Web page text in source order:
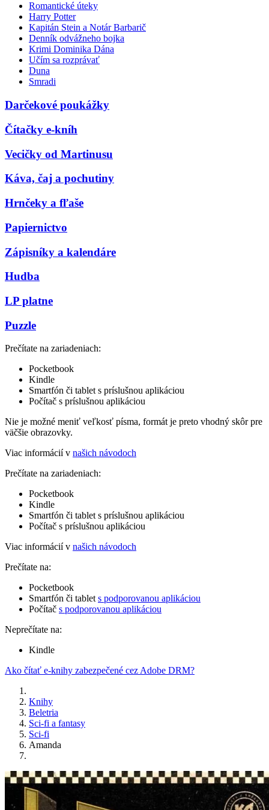
Romantické úteky
Harry Potter
Kapitán Stein a Notár Barbarič
Denník odvážneho bojka
Krimi Dominika Dána
Učím sa rozprávať
Duna
Smradi
Darčekové poukážky
Čítačky e-kníh
Vecičky od Martinusu
Káva, čaj a pochutiny
Hrnčeky a fľaše
Papiernictvo
Zápisníky a kalendáre
Hudba
LP platne
Puzzle
Prečítate na zariadeniach:
Pocketbook
Kindle
Smartfón či tablet s príslušnou aplikáciou
Počítač s príslušnou aplikáciou
Nie je možné meniť veľkosť písma, formát je preto vhodný skôr pre
väčšie obrazovky.
Viac informácií v našich návodoch
Prečítate na zariadeniach:
Pocketbook
Kindle
Smartfón či tablet s príslušnou aplikáciou
Počítač s príslušnou aplikáciou
Viac informácií v našich návodoch
Prečítate na:
Pocketbook
Smartfón či tablet s podporovanou aplikáciou
Počítač s podporovanou aplikáciou
Neprečítate na:
Kindle
Ako čítať e-knihy zabezpečené cez Adobe DRM?
Knihy
Beletria
Sci-fi a fantasy
Sci-fi
Amanda